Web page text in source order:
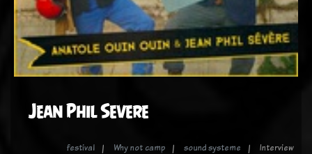
Jean Phil Severe
festival Why not camp sound systeme Interview